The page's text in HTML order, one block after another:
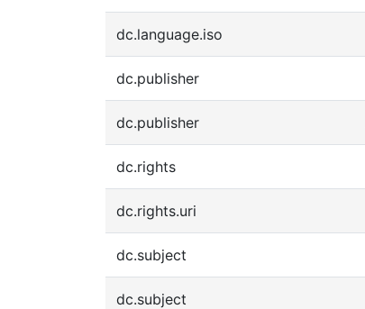
dc.language.iso
dc.publisher
dc.publisher
dc.rights
dc.rights.uri
dc.subject
dc.subject